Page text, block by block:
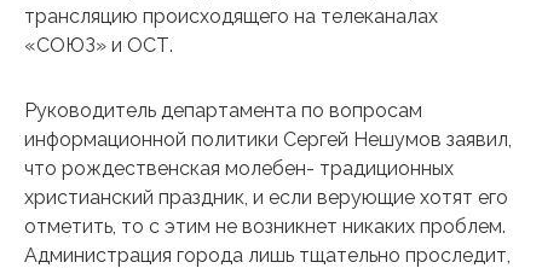
трансляцию происходящего на телеканалах
«СОЮЗ» и ОСТ.
Руководитель департамента по вопросам
информационной политики Сергей Нешумов заявил,
что рождественская молебен- традиционных
христианский праздник, и если верующие хотят его
отметить, то с этим не возникнет никаких проблем.
Администрация города лишь тщательно проследит,